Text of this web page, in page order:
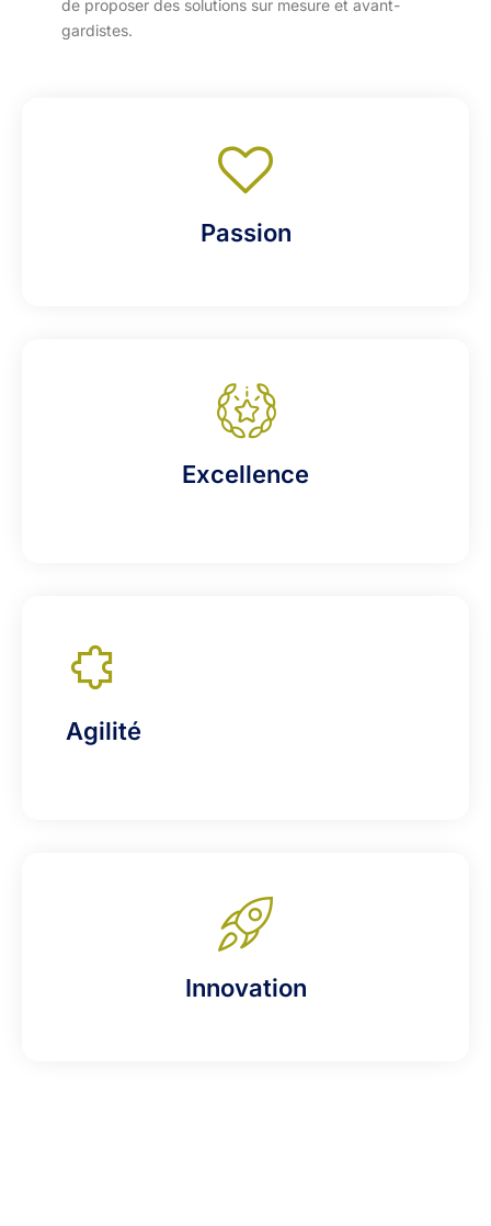
de proposer des solutions sur mesure et avant-
gardistes.
Passion
Excellence
Agilité
Innovation